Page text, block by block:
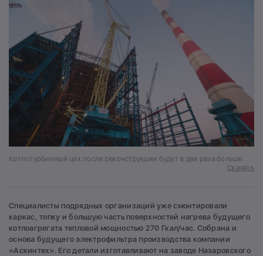
Котлотурбинный цех после реконструкции будет в два раза больше
Скачать
Специалисты подрядных организаций уже смонтировали
каркас, топку и большую часть поверхностей нагрева будущего
котлоагрегата тепловой мощностью 270 Гкал/час. Собрана и
основа будущего электрофильтра производства компании
«Аскинтех». Его детали изготавливают на заводе Назаровского